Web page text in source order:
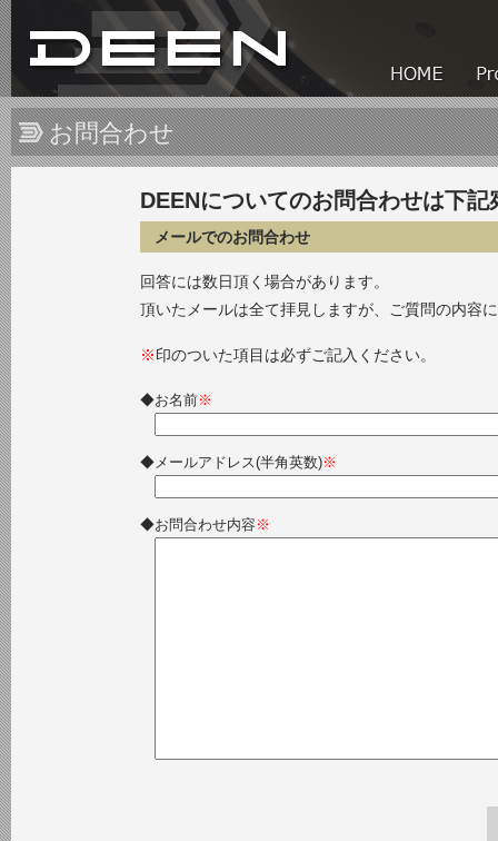
お問合わせ
DEENについてのお問合わせは下
メールでのお問合わせ
回答には数日頂く場合があります。
頂いたメールは全て拝見しますが、ご質問の内容
※印のついた項目は必ずご記入ください。
◆お名前※
◆メールアドレス(半角英数)※
◆お問合わせ内容 ※